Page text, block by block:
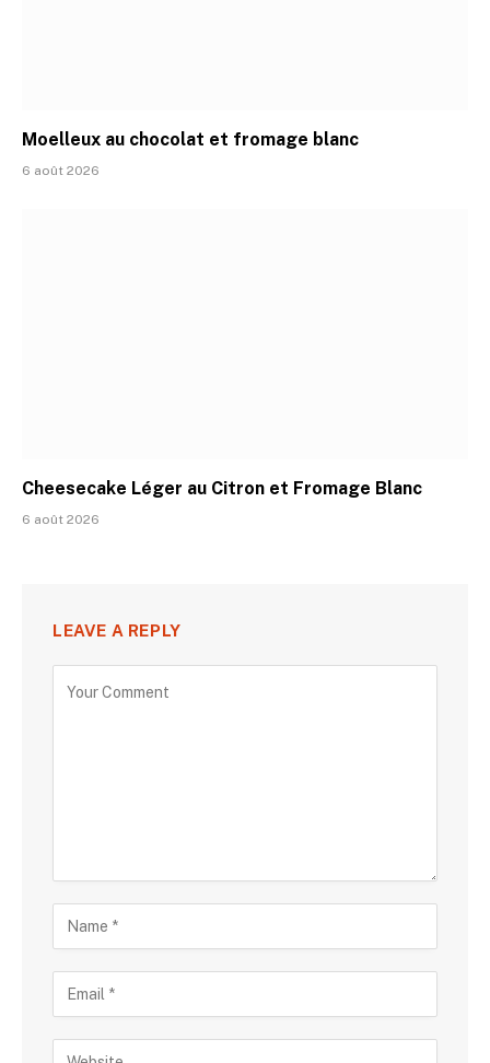
Moelleux au chocolat et fromage blanc
6 août 2026
Cheesecake Léger au Citron et Fromage Blanc
6 août 2026
LEAVE A REPLY